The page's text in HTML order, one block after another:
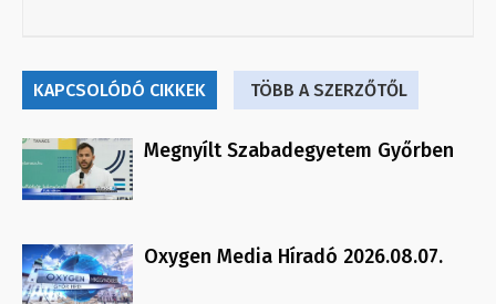
KAPCSOLÓDÓ CIKKEK TÖBB A SZERZŐTŐL
Megnyílt Szabadegyetem Győrben
Oxygen Media Híradó 2026.08.07.